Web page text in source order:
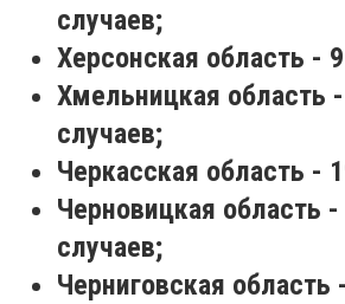
случаев;
Херсонская область -
Хмельницкая область
случаев;
Черкасская область -
Черновицкая область
случаев;
Черниговская область